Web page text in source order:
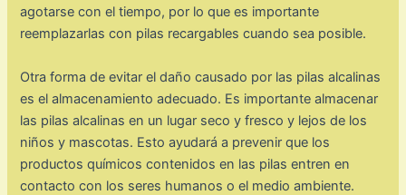
agotarse con el tiempo, por lo que es importante
reemplazarlas con pilas recargables cuando sea posible.
Otra forma de evitar el daño causado por las pilas alcalinas
es el almacenamiento adecuado. Es importante almacenar
las pilas alcalinas en un lugar seco y fresco y lejos de los
niños y mascotas. Esto ayudará a prevenir que los
productos químicos contenidos en las pilas entren en
contacto con los seres humanos o el medio ambiente.